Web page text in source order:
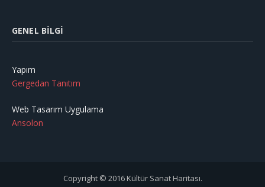
GENEL BILGI
Yapım
Gergedan Tanıtım
Web Tasarım Uygulama
Ansolon
Copyright © 2016 Kültür Sanat Haritası.